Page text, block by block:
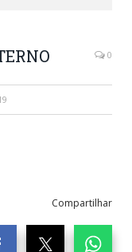
0
Compartilhar